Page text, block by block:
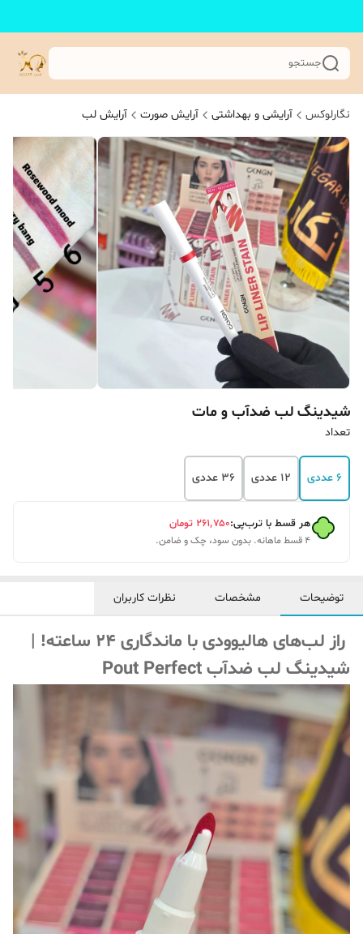
جستجو
نگارلوکس آرایشی و بهداشتی آرایش صورت آرایش لب
شیدینگ لب ضدآب و مات
تعداد
6 عددی 12 عددی 36 عددی
هر قسط با ترب‌پی:۲۶۱٬۷۵۰ تومان
۴ قسط ماهانه. بدون سود، چک و ضامن.
توضیحات مشخصات نظرات کاربران
راز لب‌های هالیوودی با ماندگاری ۲۴ ساعته! |
شیدینگ لب ضدآب Pout Perfect